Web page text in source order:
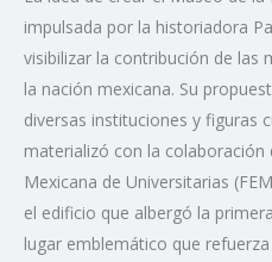
impulsada por la historiadora
visibilizar la contribución de las
la nación mexicana. Su
diversas instituciones y figuras
materializó con la colaboración
Mexicana de Universitarias
el edificio que albergó la
lugar emblemático que